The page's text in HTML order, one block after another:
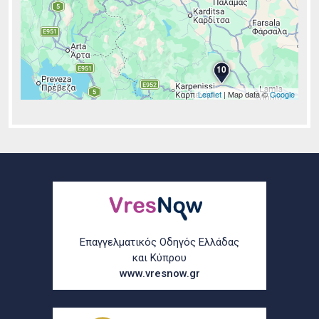
10
Leaflet | Map data ©Google
Επαγγελματικός Οδηγός Ελλάδας
και Κύπρου
www.vresnow.gr